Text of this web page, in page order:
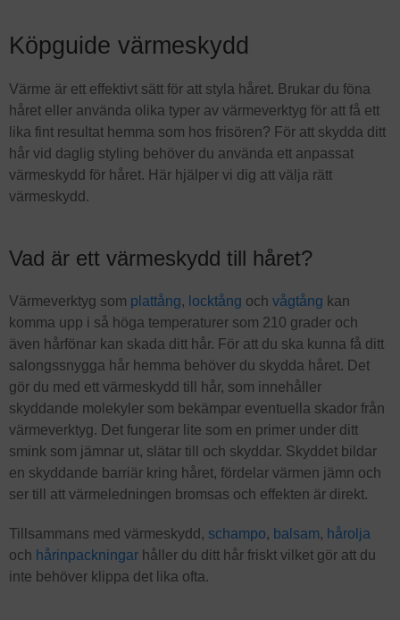
Köpguide värmeskydd
Värme är ett effektivt sätt för att styla håret. Brukar du föna
håret eller använda olika typer av värmeverktyg för att få ett
lika fint resultat hemma som hos frisören? För att skydda ditt
hår vid daglig styling behöver du använda ett anpassat
värmeskydd för håret. Här hjälper vi dig att välja rätt
värmeskydd.
Vad är ett värmeskydd till håret?
Värmeverktyg som plattång, locktång och vågtång kan
komma upp i så höga temperaturer som 210 grader och
även hårfönar kan skada ditt hår. För att du ska kunna få ditt
salongssnygga hår hemma behöver du skydda håret. Det
gör du med ett värmeskydd till hår, som innehåller
skyddande molekyler som bekämpar eventuella skador från
värmeverktyg. Det fungerar lite som en primer under ditt
smink som jämnar ut, slätar till och skyddar. Skyddet bildar
en skyddande barriär kring håret, fördelar värmen jämn och
ser till att värmeledningen bromsas och effekten är direkt.
Tillsammans med värmeskydd, schampo, balsam, hårolja
och hårinpackningar håller du ditt hår friskt vilket gör att du
inte behöver klippa det lika ofta.